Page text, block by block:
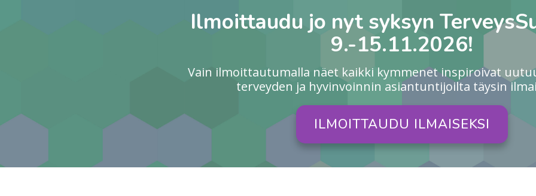
Ilmoittaudu jo nyt syksyn
9.-15.11.2026!
Vain ilmoittautumalla näet kaikki kymmenet inspiroivat
terveyden ja hyvinvoinnin asiantuntijoilta täysin
ILMOITTAUDU ILMAISEKSI